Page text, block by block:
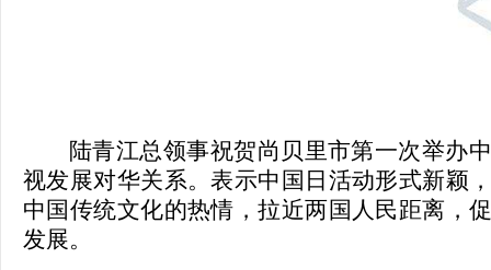
陆青江总领事祝贺尚贝里市第一次举办
视发展对华关系。表示中国日活动形式新颖
中国传统文化的热情，拉近两国人民距离，
发展。